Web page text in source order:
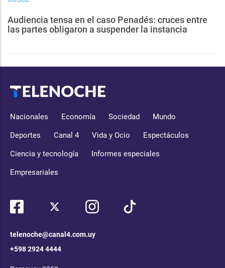
Audiencia tensa en el caso Penadés: cruces entre
las partes obligaron a suspender la instancia
Nacionales Economía Sociedad Mundo
Deportes Canal 4 Vida y Ocio Espectáculos
Ciencia y tecnología Informes especiales
Empresariales
telenoche@canal4.com.uy
+598 2924 4444